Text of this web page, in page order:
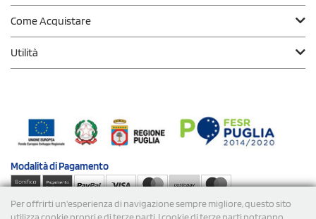
Per offrirti un'esperienza di navigazione sempre migliore, questo sito
Come Acquistare
Utilità
Modalità diPagamento
Spedizioni